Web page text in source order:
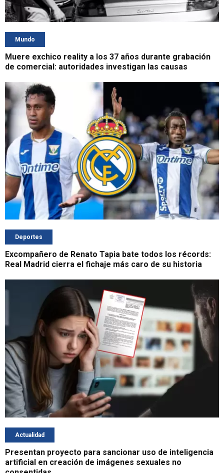
Mundo
Muere exchico reality a los 37 años durante grabación
de comercial: autoridades investigan las causas
Deportes
Excompañero de Renato Tapia bate todos los récords:
Real Madrid cierra el fichaje más caro de su historia
Actualidad
Presentan proyecto para sancionar uso de inteligencia
artificial en creación de imágenes sexuales no